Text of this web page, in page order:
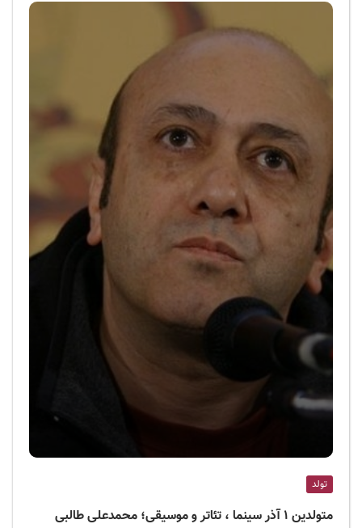
تولد
متولدین ۱ آذر سینما ، تئاتر و موسیقی؛ محمدعلی طالبی